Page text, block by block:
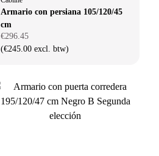
Armario con persiana 105/120/45
cm
€296.45
(€245.00 excl. btw)